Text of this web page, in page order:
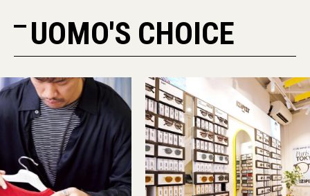
UOMO'S CHOICE
PR